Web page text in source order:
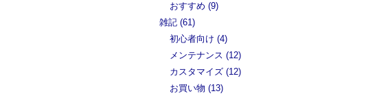
おすすめ (9)
雑記 (61)
初心者向け (4)
メンテナンス (12)
カスタマイズ (12)
お買い物 (13)